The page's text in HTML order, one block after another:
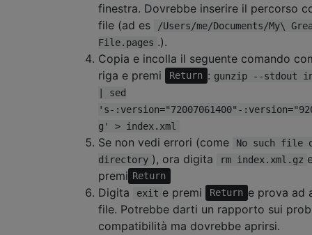
finestra. Dovrebbe inserire il percorso
file (ad es
/Users/me/Documents/My\
File.pages .).
Copia e incolla il seguente comando
riga e premi
Return : gunzip --stdout
| sed
's-:version="72007061400"-
g' > index.xml
Se non vedi errori (come
No such file
directory ), ora digita rm index.xml.gz
premi Return
Digita exit e premi Return e prova ad
file. Potrebbe darti un rapporto sui
compatibilità ma dovrebbe aprirsi.